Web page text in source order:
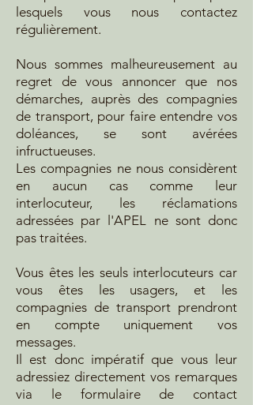
lesquels vous nous contactez
régulièrement.
Nous sommes malheureusement au
regret de vous annoncer que nos
démarches, auprès des compagnies
de transport, pour faire entendre vos
doléances, se sont avérées
infructueuses.
Les compagnies ne nous considèrent
en aucun cas comme leur
interlocuteur, les réclamations
adressées par l'APEL ne sont donc
pas traitées.
Vous êtes les seuls interlocuteurs car
vous êtes les usagers, et les
compagnies de transport prendront
en compte uniquement vos
messages.
Il est donc impératif que vous leur
adressiez directement vos remarques
via le formulaire de contact